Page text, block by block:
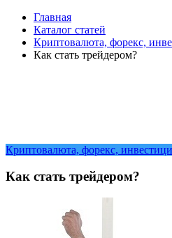
Главная
Каталог статей
Криптовалюта, форекс,
Как стать трейдером?
Криптовалюта, форекс,
Как стать трейдером?